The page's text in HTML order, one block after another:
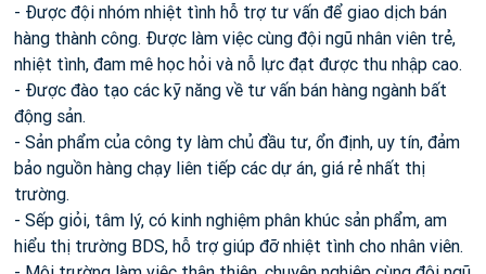
- Được đội nhóm nhiệt tình hỗ trợ tư vấn để giao dịch bán
hàng thành công. Được làm việc cùng đội ngũ nhân viên trẻ,
nhiệt tình, đam mê học hỏi và nỗ lực đạt được thu nhập cao.
- Được đào tạo các kỹ năng về tư vấn bán hàng ngành bất
động sản.
- Sản phẩm của công ty làm chủ đầu tư, ổn định, uy tín, đảm
bảo nguồn hàng chạy liên tiếp các dự án, giá rẻ nhất thị
trường.
- Sếp giỏi, tâm lý, có kinh nghiệm phân khúc sản phẩm, am
hiểu thị trường BDS, hỗ trợ giúp đỡ nhiệt tình cho nhân viên.